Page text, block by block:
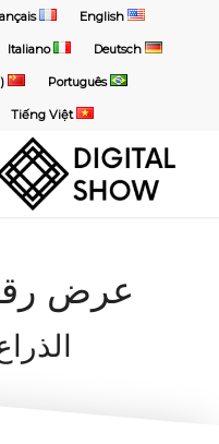
English
Deutsch
Italiano
Português
Tiếng Việt
عرض